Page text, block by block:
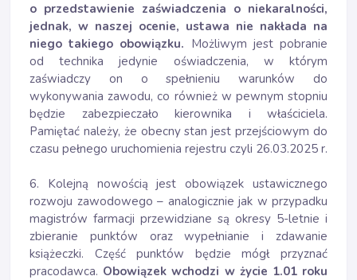
o przedstawienie zaświadczenia o niekaralności,
jednak, w naszej ocenie, ustawa nie nakłada na
niego takiego obowiązku. Możliwym jest pobranie
od technika jedynie oświadczenia, w którym
zaświadczy on o spełnieniu warunków do
wykonywania zawodu, co również w pewnym stopniu
będzie zabezpieczało kierownika i właściciela.
Pamiętać należy, że obecny stan jest przejściowym do
czasu pełnego uruchomienia rejestru czyli 26.03.2025 r.
6. Kolejną nowością jest obowiązek ustawicznego
rozwoju zawodowego – analogicznie jak w przypadku
magistrów farmacji przewidziane są okresy 5-letnie i
zbieranie punktów oraz wypełnianie i zdawanie
książeczki. Część punktów będzie mógł przyznać
pracodawca. Obowiązek wchodzi w życie 1.01 roku